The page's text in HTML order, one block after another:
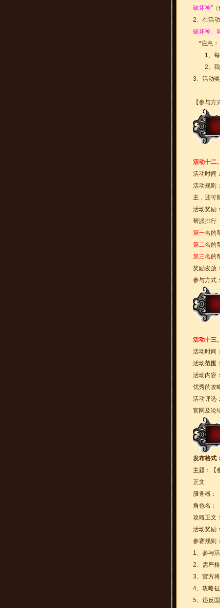
破坏神”
2、在活
破坏神、
*注意：
1、每
2、我们
3、活动
【参与
活动十二
活动时间
活动规则
主，还可
活动奖励
帮派排行
第一名的
第二名的
第三名的
奖励发放
参与方式
活动十三
活动时间
活动范围
活动内容
优秀的攻
活动评选
官网及论
发布格式
主题：【
正文
服务器：
角色名：
攻略正文
活动奖励
参赛规则
1、参与
2、需严
3、官方
4、攻略
5、违反